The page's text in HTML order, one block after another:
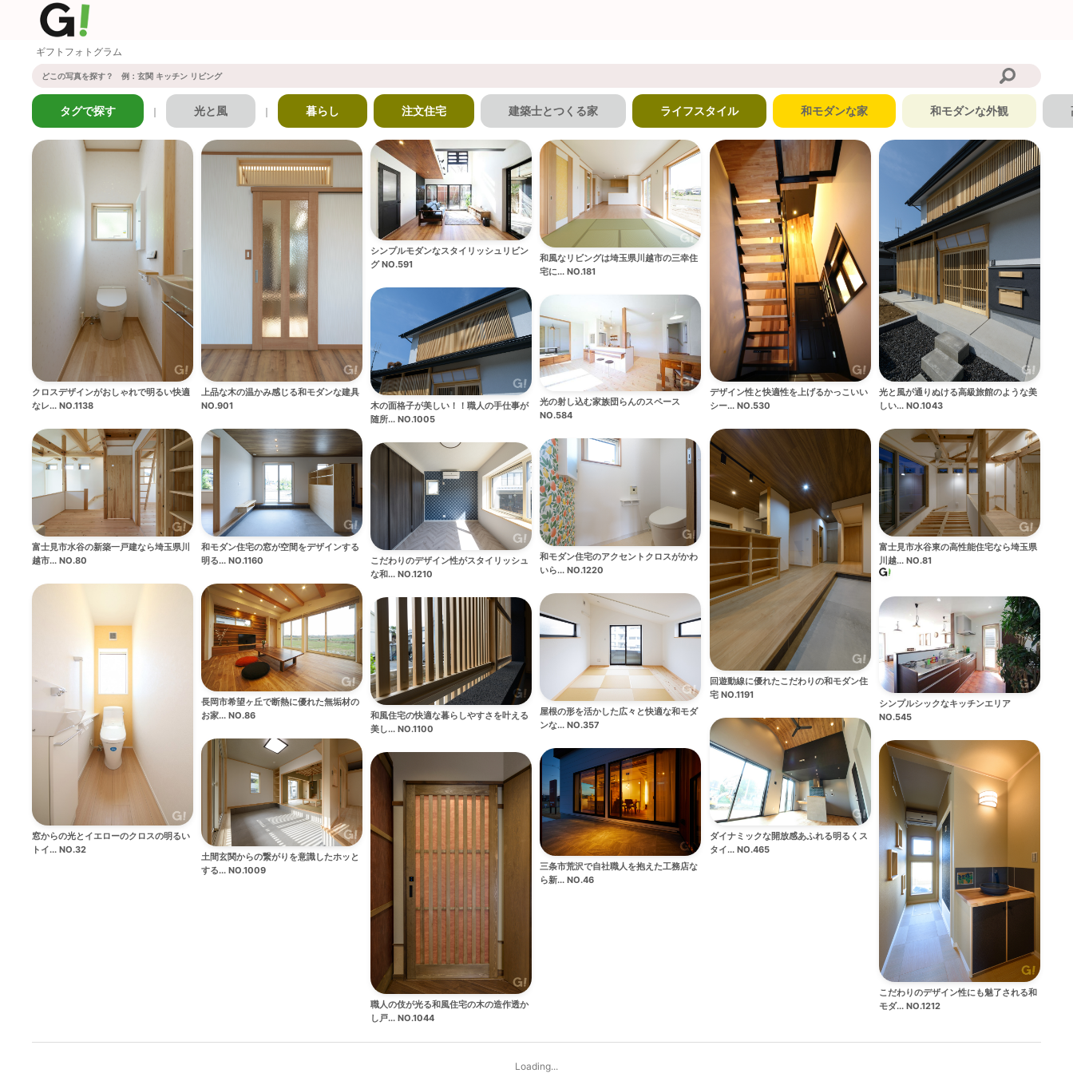
ギフトフォトグラム
タグで探す ｜ 光と風 ｜ 暮らし 注文住宅 建築士とつくる家 ライフスタイル 和モダンな家 和モダンな外観
クロスデザインがおしゃれで明るい快適
なレ... NO.1138
上品な木の温かみ感じる和モダンな建具
NO.901
シンプルモダンなスタイリッシュリビン
グ NO.591
和風なリビングは埼玉県川越市の三幸住
宅に... NO.181
デザイン性と快適性を上げるかっこいい
シー... NO.530
光と風が通りぬける高級旅館のような美
しい... NO.1043
木の面格子が美しい！！職人の手仕事が
随所... NO.1005
光の射し込む家族団らんのスペース
NO.584
富士見市水谷の新築一戸建なら埼玉県川
越市... NO.80
和モダン住宅の窓が空間をデザインする
明る... NO.1160
富士見市水谷東の高性能住宅なら埼玉県
川越... NO.81
回遊動線に優れたこだわりの和モダン住
宅 NO.1191
和モダン住宅のアクセントクロスがかわ
いら... NO.1220
こだわりのデザイン性がスタイリッシュ
な和... NO.1210
窓からの光とイエローのクロスの明るい
トイ... NO.32
長岡市希望ヶ丘で断熱に優れた無垢材の
お家... NO.86
屋根の形を活かした広々と快適な和モダ
ンな... NO.357
シンプルシックなキッチンエリア
NO.545
和風住宅の快適な暮らしやすさを叶える
美し... NO.1100
ダイナミックな開放感あふれる明るくス
タイ... NO.465
土間玄関からの繋がりを意識したホッと
する... NO.1009
こだわりのデザイン性にも魅了される和
モダ... NO.1212
三条市荒沢で自社職人を抱えた工務店な
ら新... NO.46
職人の伎が光る和風住宅の木の造作透か
し戸... NO.1044
Loading...